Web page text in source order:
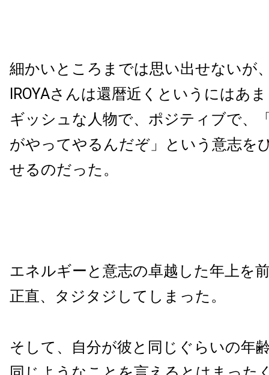
細かいところまでは思い出せないが
IROYAさんは還暦近くというにはあ
ギッシュな人物で、ポジティブで、
がやってやるんだぞ」という意志を
せるのだった。
エネルギーと意志の卓越した年上を
正直、タジタジしてしまった。
そして、自分が彼と同じぐらいの年